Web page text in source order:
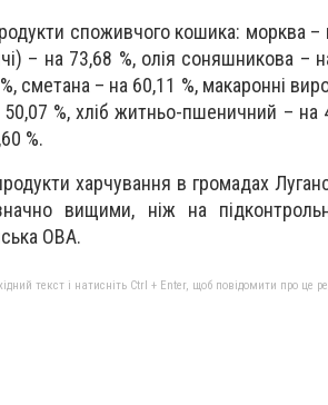
споживчого кошика: морква –
– на 73,68 %, олія соняшникова –
сметана – на 60,11 %, макаронні
50,07 %, хліб житньо-пшеничний – на
%.
харчування в громадах
вищими, ніж на
ОВА.
текст і натисніть Ctrl + Enter, щоб повідомити про це